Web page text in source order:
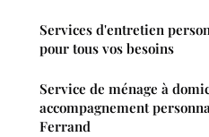
Services d'entretien
pour tous vos besoins
Service de ménage à
accompagnement
Ferrand